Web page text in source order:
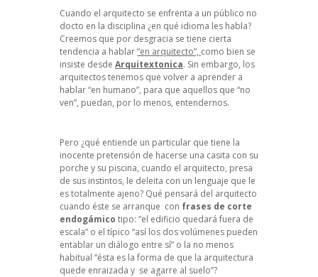
Cuando el arquitecto se enfrenta a un público no
docto en la disciplina ¿en qué idioma les habla?
Creemos que por desgracia se tiene cierta
tendencia a hablar“en arquitecto”, como bien se
insiste desde Arquitextonica. Sin embargo, los
arquitectos tenemos que volver a aprender a
hablar “en humano”, para que aquellos que “no
ven”, puedan, por lo menos, entendernos.
Pero ¿qué entiende un particular que tiene la
inocente pretensión de hacerse una casita con su
porche y su piscina, cuando el arquitecto, presa
de sus instintos, le deleita con un lenguaje que le
es totalmente ajeno? Qué pensará del arquitecto
cuando éste se arranque con frases de corte
endogámico tipo: “el edificio quedará fuera de
escala” o el típico “así los dos volúmenes pueden
entablar un diálogo entre sí” o la no menos
habitual “ésta es la forma de que la arquitectura
quede enraizada y se agarre al suelo”?